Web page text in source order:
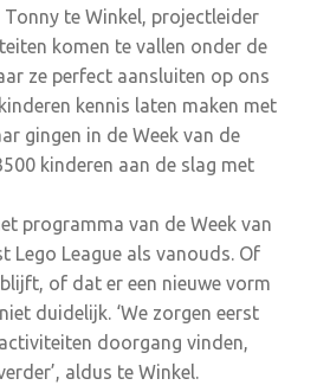
Tonny te Winkel, projectleider
komen te vallen onder de
ze perfect aansluiten op ons
kennis laten maken met
gingen in de Week van de
kinderen aan de slag met
programma van de Week van
Lego League als vanouds. Of
of dat er een nieuwe vorm
duidelijk. ‘We zorgen eerst
doorgang vinden,
aldus te Winkel.